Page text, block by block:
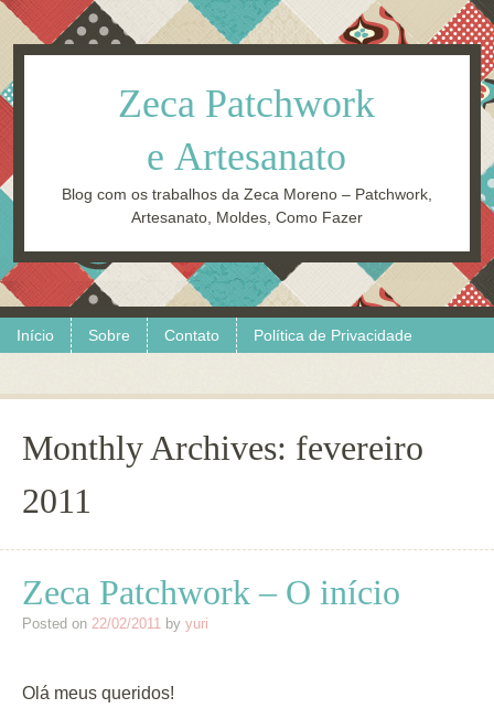
Zeca Patchwork
e Artesanato
Blog com os trabalhos da Zeca Moreno – Patchwork,
Artesanato, Moldes, Como Fazer
Menu
Skip to content
Início Sobre Contato Política de Privacidade
Monthly Archives: fevereiro
2011
Zeca Patchwork – O início
Posted on 22/02/2011 by yuri
Olá meus queridos!